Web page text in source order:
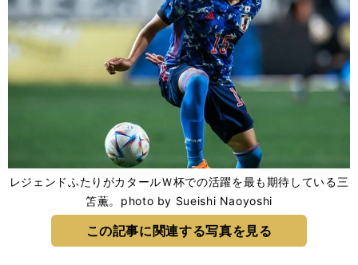
レジェンドふたりがカタールＷ杯での活躍を最も期待している三
笘薫。photo by Sueishi Naoyoshi
この記事に関連する写真を見る